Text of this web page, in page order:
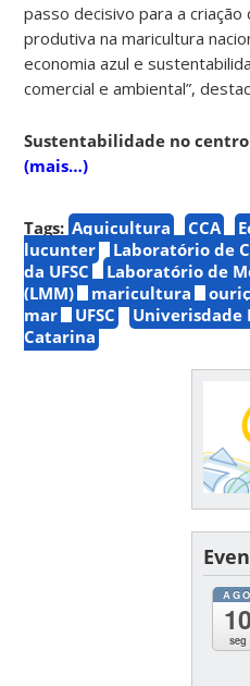
passo decisivo para a criação
produtiva na maricultura
economia azul e
comercial e ambiental”,
Sustentabilidade no
(mais…)
Tags: Aquicultura CCA
lucunter
Laboratório de
da UFSC
Laboratório de
(LMM)
maricultura
mar
UFSC
Univerisdade
Catarina
AGO
10
seg